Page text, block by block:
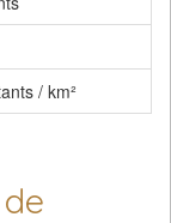
/ km²